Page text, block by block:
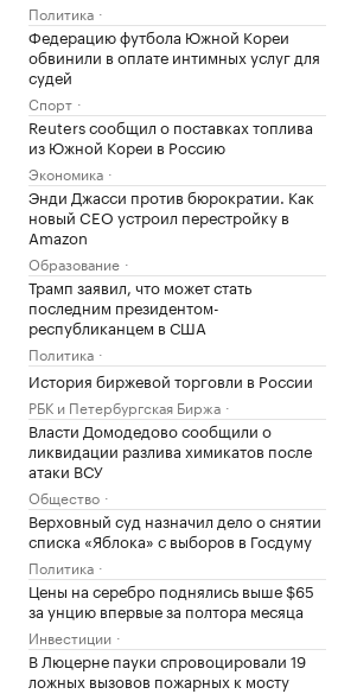
Политика
Федерацию футбола Южной Кореи
обвинили в оплате интимных услуг для
судей
Спорт
Reuters сообщил о поставках топлива
из Южной Кореи в Россию
Экономика
Энди Джасси против бюрократии. Как
новый CEO устроил перестройку в
Amazon
Образование
Трамп заявил, что может стать
последним президентом-
республиканцем в США
Политика
История биржевой торговли в России
РБК и Петербургская Биржа
Власти Домодедово сообщили о
ликвидации разлива химикатов после
атаки ВСУ
Общество
Верховный суд назначил дело о снятии
списка «Яблока» с выборов в Госдуму
Политика
Цены на серебро поднялись выше $65
за унцию впервые за полтора месяца
Инвестиции
В Люцерне пауки спровоцировали 19
ложных вызовов пожарных к мосту